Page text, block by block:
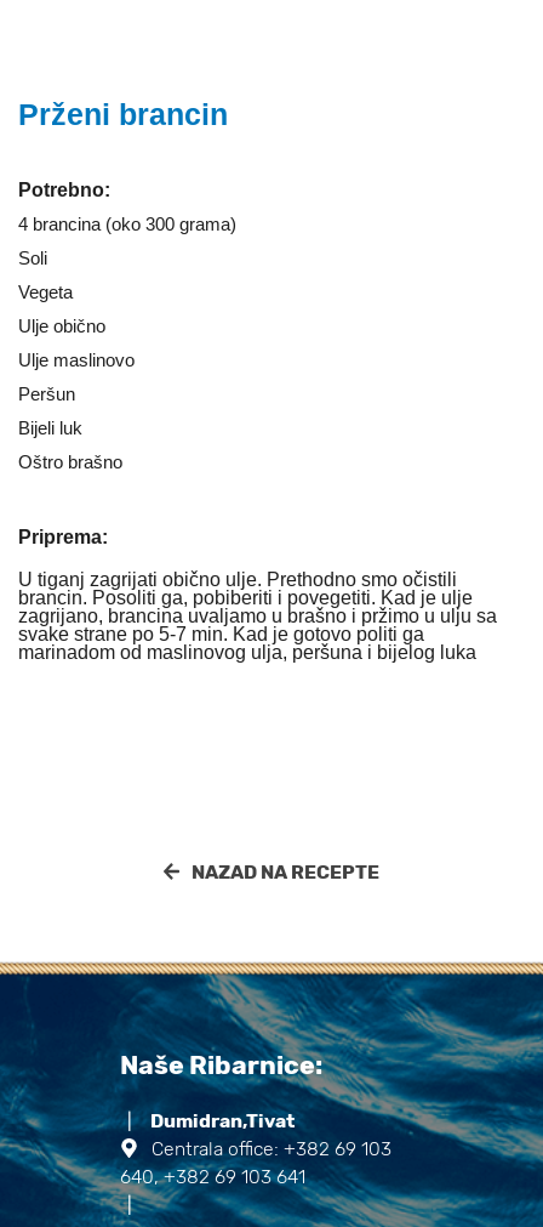
Prženi brancin
Potrebno:
4 brancina (oko 300 grama)
Soli
Vegeta
Ulje obično
Ulje maslinovo
Peršun
Bijeli luk
Oštro brašno
Priprema:
U tiganj zagrijati obično ulje. Prethodno smo očistili
brancin. Posoliti ga, pobiberiti i povegetiti. Kad je ulje
zagrijano, brancina uvaljamo u brašno i pržimo u ulju sa
svake strane po 5-7 min. Kad je gotovo politi ga
marinadom od maslinovog ulja, peršuna i bijelog luka
NAZAD NA RECEPTE
Naše Ribarnice:
|
Dumidran,Tivat
Centrala office: +382 69 103
640, +382 69 103 641
|